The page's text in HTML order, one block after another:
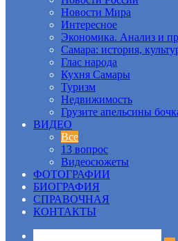
Новости Мира
Интересное
Экономика. Анализ и
Самара: история,
Глас народа
Кухня Самары
Туризм
Недвижимость
Грузите апельсины
ВИДЕО
Все
13 вопрос
Видеосюжеты
ФОТОГРАФИИ
БИОГРАФИЯ
СПРАВОЧНАЯ
КОНТАКТЫ